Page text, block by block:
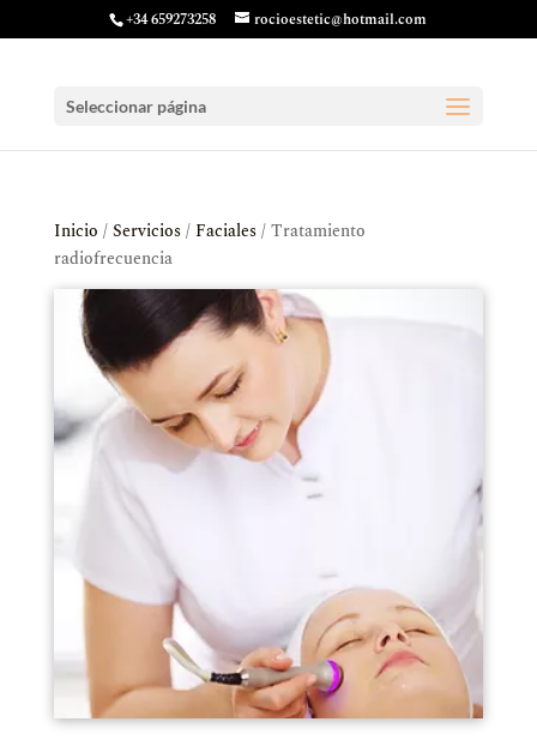
+34 659273258 rocioestetic@hotmail.com
Seleccionar página
Inicio /Servicios/ Faciales/ Tratamiento
radiofrecuencia